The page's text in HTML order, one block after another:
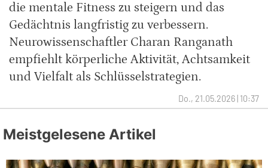
die mentale Fitness zu steigern und das
Gedächtnis langfristig zu verbessern.
Neurowissenschaftler Charan Ranganath
empfiehlt körperliche Aktivität, Achtsamkeit
und Vielfalt als Schlüsselstrategien.
Do., 21.05.2026 | 10:37
Meistgelesene Artikel